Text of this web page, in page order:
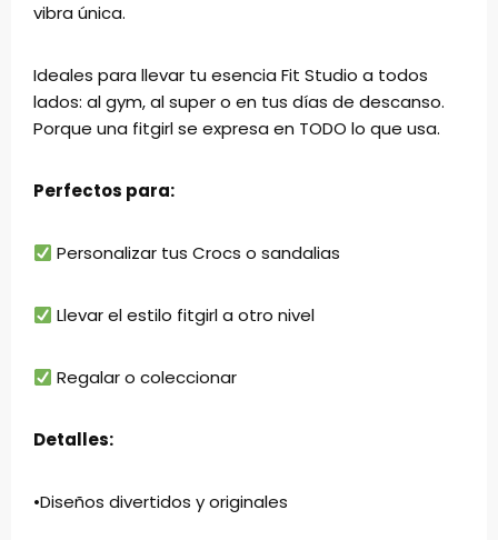
vibra única.
Ideales para llevar tu esencia Fit Studio a todos
lados: al gym, al super o en tus días de descanso.
Porque una fitgirl se expresa en TODO lo que usa.
Perfectos para:
Personalizar tus Crocs o sandalias
Llevar el estilo fitgirl a otro nivel
Regalar o coleccionar
Detalles:
•Diseños divertidos y originales